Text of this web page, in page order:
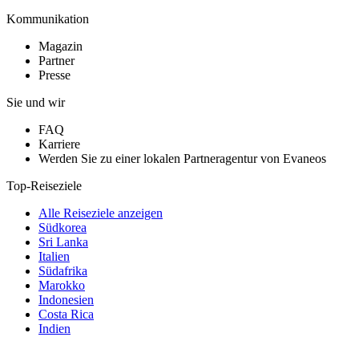
Kommunikation
Magazin
Partner
Presse
Sie und wir
FAQ
Karriere
Werden Sie zu einer lokalen Partneragentur von Evaneos
Top-Reiseziele
Alle Reiseziele anzeigen
Südkorea
Sri Lanka
Italien
Südafrika
Marokko
Indonesien
Costa Rica
Indien